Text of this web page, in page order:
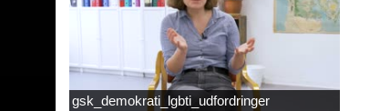
gsk_demokrati_lgbti_udfordringer